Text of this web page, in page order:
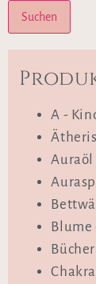
Suchen
A -
Auraöl
Blume
Bücher